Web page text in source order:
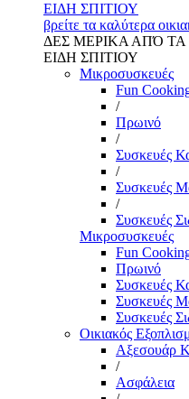
ΕΙΔΗ ΣΠΙΤΙΟΥ
βρείτε τα καλύτερα
ΔΕΣ ΜΕΡΙΚΑ ΑΠΌ
ΕΙΔΗ ΣΠΙΤΙΟΥ
Μικροσυσκευές
Fun
/
Πρωινό
/
Συσκευές
/
Συσκευές
/
Συσκευές
Μικροσυσκευές
Fun
Πρωινό
Συσκευές
Συσκευές
Συσκευές
Οικιακός
Αξεσουάρ
/
Ασφάλεια